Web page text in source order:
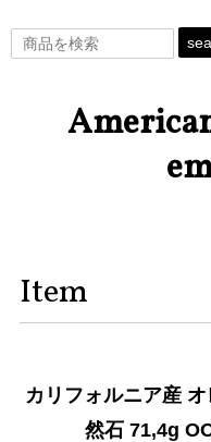
Item
カリフォルニア産
然石 71,4g